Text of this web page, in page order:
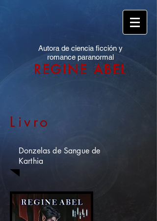
Autora de ciencia ficción y
romance paranormal
REGINE ABEL
Livro
Donzelas de Sangue de
Karthia